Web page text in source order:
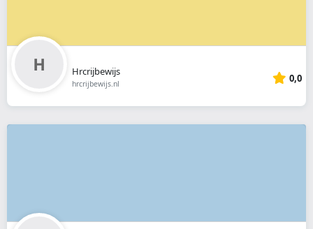
Hrcrijbewijs
hrcrijbewijs.nl 0,0